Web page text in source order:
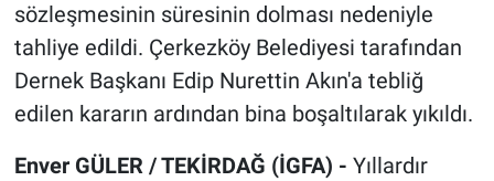
sözleşmesinin süresinin dolması nedeniyle
tahliye edildi. Çerkezköy Belediyesi tarafından
Dernek Başkanı Edip Nurettin Akın'a tebliğ
edilen kararın ardından bina boşaltılarak yıkıldı.
Enver GÜLER / TEKİRDAĞ (İGFA) - Yıllardır